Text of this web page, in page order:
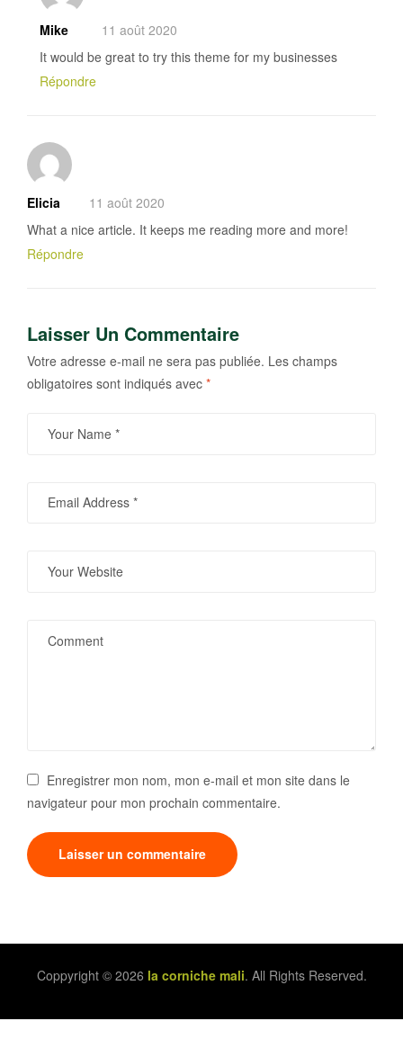
Mike
11 août 2020
It would be great to try this theme for my businesses
Répondre
Elicia
11 août 2020
What a nice article. It keeps me reading more and more!
Répondre
Laisser Un Commentaire
Votre adresse e-mail ne sera pas publiée. Les champs
obligatoires sont indiqués avec *
Enregistrer mon nom, mon e-mail et mon site dans le
navigateur pour mon prochain commentaire.
Coppyright © 2026 la corniche mali. All Rights Reserved.